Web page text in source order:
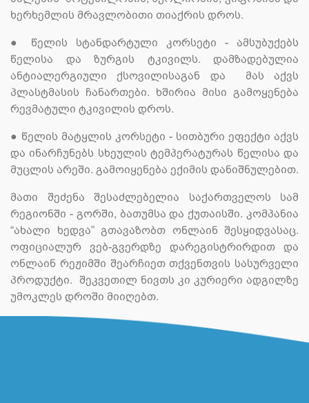
ხერხემლის მრავლობითი თიაქრის დროს.
●
წელის სტანდარტული კორსეტი - ამსუბუქებს
წელისა და ზურგის ტკივილს. დამზადებულია
ანტიალერგიული ქსოვილისაგან და მას აქვს
პლასტმასის ჩანართები. ხშირია მისი გამოყენება
რევმატული ტკივილის დროს.
● წელის მატყლის კორსეტი - სითბური ეფექტი აქვს
და ინარჩუნებს სხეულის ტემპერატურას წელისა და
მუცლის არეში. გამოიყენება ექიმის დანიშნულებით.
მათი შეძენა შესაძლებელია საქართველოს სამ
რეგიონში - გორში, ბათუმსა და ქუთაისში. კომპანია
“ახალი ხედვა” გთავაზობთ ონლაინ შესყიდვასაც.
ოფიციალურ ვებ-გვერდზე დარეგისტრირდით და
ონლაინ რეჟიმში შეარჩიეთ თქვენთვის სასურველი
პროდუქტი. შეკვეთილ ნივთს კი კურიერი ადგილზე
უმოკლეს დროში მიიღებთ.